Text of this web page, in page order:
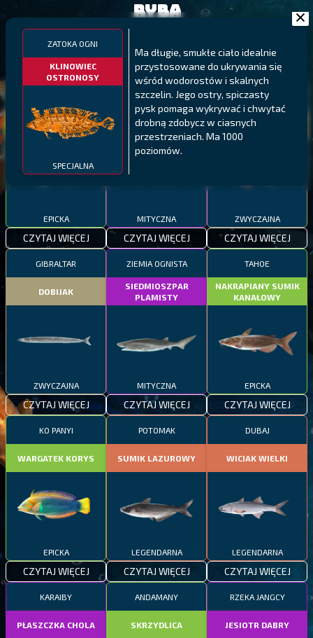
ZATOKA OGNI
KLINOWIEC
OSTRONOSY
SPECJALNA
Ma długie, smukłe ciało idealnie
przystosowane do ukrywania się
wśród wodorostów i skalnych
szczelin. Jego ostry, spiczasty
pysk pomaga wykrywać i chwytać
drobną zdobycz w ciasnych
przestrzeniach. Ma 1000
poziomów.
Ryba
PYSZCZAK ZACHODNI
EPICKA
CZYTAJ WIĘCEJ
PÓŁNOCNE FIORDY
LING
MITYCZNA
CZYTAJ WIĘCEJ
WYSPY GALAPAGOS
BODIAN
MEKSYKAŃSKI
ZWYCZAJNA
CZYTAJ WIĘCEJ
GIBRALTAR
DOBIJAK
ZWYCZAJNA
CZYTAJ WIĘCEJ
ZIEMIA OGNISTA
SIEDMIOSZPAR
PLAMISTY
MITYCZNA
CZYTAJ WIĘCEJ
TAHOE
NAKRAPIANY SUMIK
KANAŁOWY
EPICKA
CZYTAJ WIĘCEJ
KO PANYI
WARGATEK KORYS
EPICKA
CZYTAJ WIĘCEJ
POTOMAK
SUMIK LAZUROWY
LEGENDARNA
CZYTAJ WIĘCEJ
DUBAJ
WICIAK WIELKI
LEGENDARNA
CZYTAJ WIĘCEJ
KARAIBY
PŁASZCZKA CHOLA
ANDAMANY
SKRZYDLICA
RZEKA JANGCY
JESIOTR DABRY